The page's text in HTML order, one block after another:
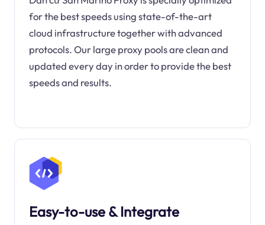
for the best speeds using state-of-the-art
cloud infrastructure together with advanced
protocols. Our large proxy pools are clean and
updated every day in order to provide the best
speeds and results.
Easy-to-use & Integrate